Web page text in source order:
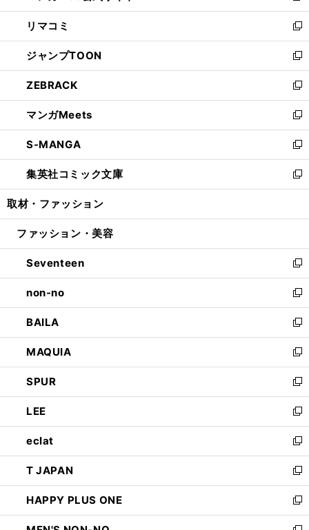
ウ
で
開
く
ン
ド
ウ
で
開
く
ウ
ィ
ン
ド
ウ
で
開
く
し
い
ウ
ィ
ン
ド
ウ
で
開
く
リマコミ
新
し
い
ウ
ィ
ン
ド
ウ
で
開
く
ジャンプTOON
新
し
い
ウ
ィ
ン
ド
ウ
で
開
ZEBRACK
新
し
い
ウ
ィ
ン
ド
ウ
開
マンガMeets
新
し
い
ウ
ィ
ン
ウ
開
く
S-MANGA
新
し
い
ウ
ン
ウ
で
開
く
集英社コミック文庫
新
し
ウ
ン
ド
ウ
で
開
く
取材・ファッション
ファッション・美容
Seventeen
新
し
い
ウ
ィ
ン
ド
ウ
で
開
く
non-no
新
し
い
ウ
ィ
ン
ド
ウ
で
開
く
BAILA
新
し
い
ウ
ィ
ン
ド
ウ
で
開
く
MAQUIA
新
し
い
ウ
ィ
ン
ド
ウ
で
開
く
SPUR
新
し
い
ウ
ィ
ン
ド
ウ
で
開
LEE
新
し
い
ウ
ィ
ン
ド
ウ
eclat
新
し
い
ウ
ィ
ン
T JAPAN
新
し
い
ウ
HAPPY PLUS ONE
新
し